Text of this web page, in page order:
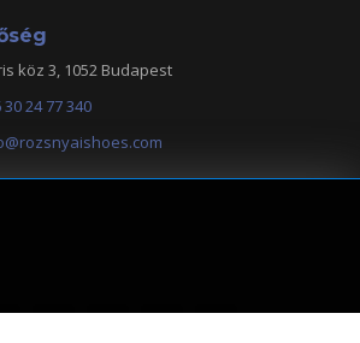
köz 3, 1052 Budapest
30 24 77 340